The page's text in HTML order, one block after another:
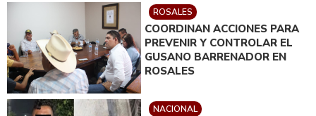
ROSALES
COORDINAN ACCIONES PARA
PREVENIR Y CONTROLAR EL
GUSANO BARRENADOR EN
ROSALES
NACIONAL